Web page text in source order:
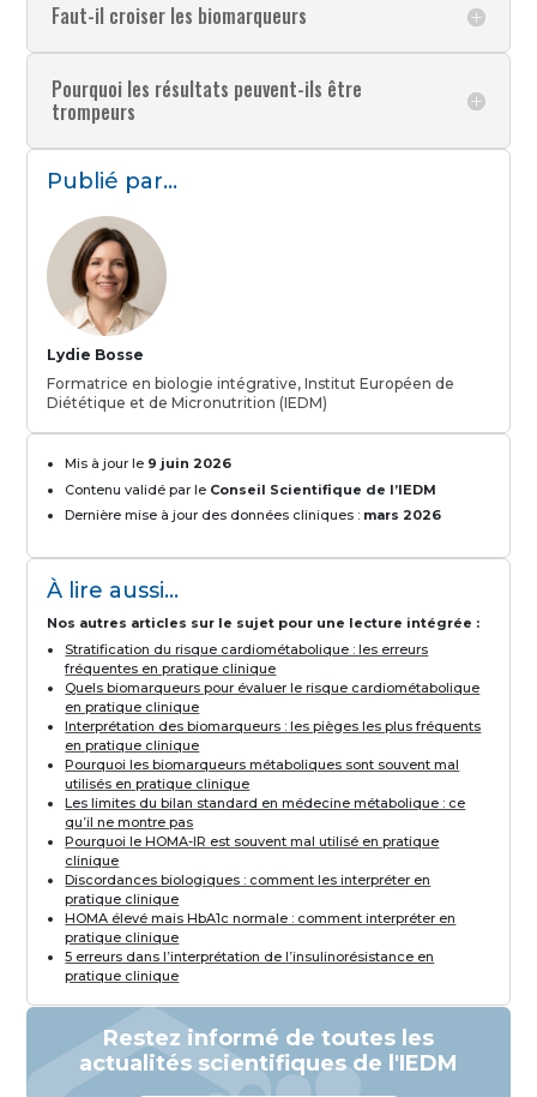
Faut-il croiser les biomarqueurs
Pourquoi les résultats peuvent-ils être
trompeurs
Publié par...
Lydie Bosse
Formatrice en biologie intégrative, Institut Européen de
Diététique et de Micronutrition (IEDM)
Mis à jour le 9 juin 2026
Contenu validé par le Conseil Scientifique de l’IEDM
Dernière mise à jour des données cliniques : mars 2026
À lire aussi...
Nos autres articles sur le sujet pour une lecture intégrée :
Stratification du risque cardiométabolique : les erreurs
fréquentes en pratique clinique
Quels biomarqueurs pour évaluer le risque cardiométabolique
en pratique clinique
Interprétation des biomarqueurs : les pièges les plus fréquents
en pratique clinique
Pourquoi les biomarqueurs métaboliques sont souvent mal
utilisés en pratique clinique
Les limites du bilan standard en médecine métabolique : ce
qu’il ne montre pas
Pourquoi le HOMA-IR est souvent mal utilisé en pratique
clinique
Discordances biologiques : comment les interpréter en
pratique clinique
HOMA élevé mais HbA1c normale : comment interpréter en
pratique clinique
5 erreurs dans l’interprétation de l’insulinorésistance en
pratique clinique
Restez informé de toutes les
actualités scientifiques de l'IEDM